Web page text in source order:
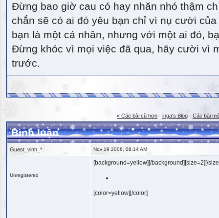
Đừng bao giờ cau có hay nhăn nhó thậm
chắn sẽ có ai đó yêu bạn chỉ vì nụ cười
bạn là một cá nhân, nhưng với một ai đó,
Đừng khóc vì mọi việc đã qua, hãy cười vì
trước.
« Các bài cũ hơn · inga's Blog · Các bài
Bình luận
Guest_vinh_* Nov 19 2006, 08:14 AM
Unregistered
[background=yellow][/background][size=2][/
[color=yellow][/color]